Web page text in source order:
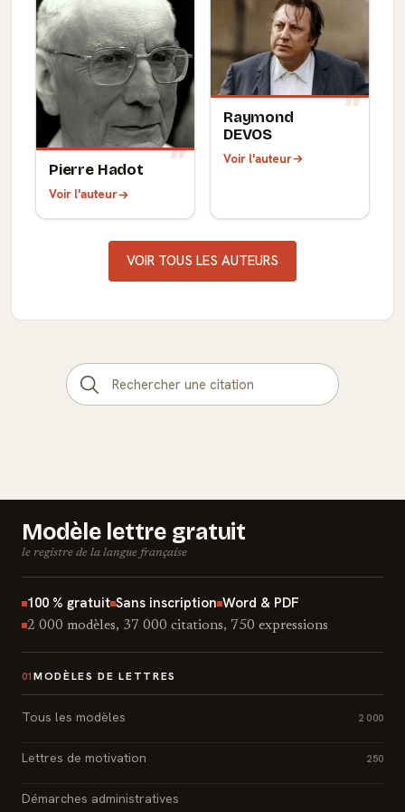
Pierre Hadot
Voir l'auteur
Raymond
DEVOS
Voir l'auteur
VOIR TOUS LES AUTEURS
Modèle lettre gratuit
le registre de la langue française
100 % gratuit Sans inscription Word & PDF
2 000 modèles, 37 000 citations, 750 expressions
01 MODÈLES DE LETTRES
Tous les modèles 2 000
Lettres de motivation 250
Démarches administratives